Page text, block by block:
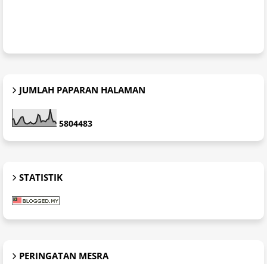
JUMLAH PAPARAN HALAMAN
5804483
STATISTIK
PERINGATAN MESRA